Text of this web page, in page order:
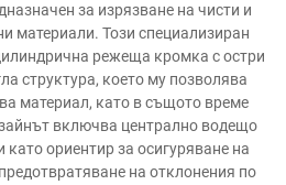
за изрязване на чисти и
материали. Този специализиран
режеща кромка с остри
структура, което му позволява
материал, като в същото време
включва централно водещо
ориентир за осигуряване на
на отклонения по